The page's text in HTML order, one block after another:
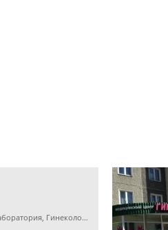
Детская клиника, Медицинская лаборатория, Гинекология